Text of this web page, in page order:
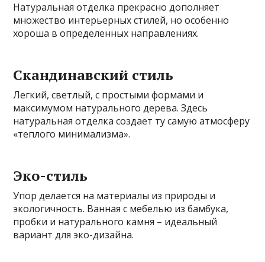
Натуральная отделка прекрасно дополняет
множество интерьерных стилей, но особенно
хороша в определенных направлениях.
Скандинавский стиль
Легкий, светлый, с простыми формами и
максимумом натурального дерева. Здесь
натуральная отделка создает ту самую атмосферу
«теплого минимализма».
Эко-стиль
Упор делается на материалы из природы и
экологичность. Ванная с мебелью из бамбука,
пробки и натурального камня – идеальный
вариант для эко-дизайна.